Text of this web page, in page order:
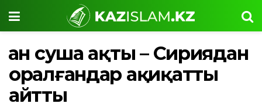
Қан суша ақты – Сириядан
оралғандар ақиқатты
айтты